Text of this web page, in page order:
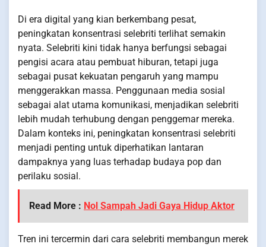
Di era digital yang kian berkembang pesat,
peningkatan konsentrasi selebriti terlihat semakin
nyata. Selebriti kini tidak hanya berfungsi sebagai
pengisi acara atau pembuat hiburan, tetapi juga
sebagai pusat kekuatan pengaruh yang mampu
menggerakkan massa. Penggunaan media sosial
sebagai alat utama komunikasi, menjadikan selebriti
lebih mudah terhubung dengan penggemar mereka.
Dalam konteks ini, peningkatan konsentrasi selebriti
menjadi penting untuk diperhatikan lantaran
dampaknya yang luas terhadap budaya pop dan
perilaku sosial.
Read More : Nol Sampah Jadi Gaya Hidup Aktor
Tren ini tercermin dari cara selebriti membangun merek